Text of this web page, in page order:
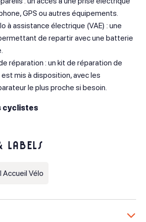
GPS ou autres équipements.
à assistance électrique (VAE) : une
de repartir avec une batterie
réparation : un kit de réparation de
mis à disposition, avec les
le plus proche si besoin.
cyclistes
labels
Accueil Vélo